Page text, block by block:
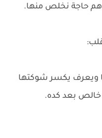
حاجة نخلص منها.
ويعرف يكسر شوكتها
بعد كده.